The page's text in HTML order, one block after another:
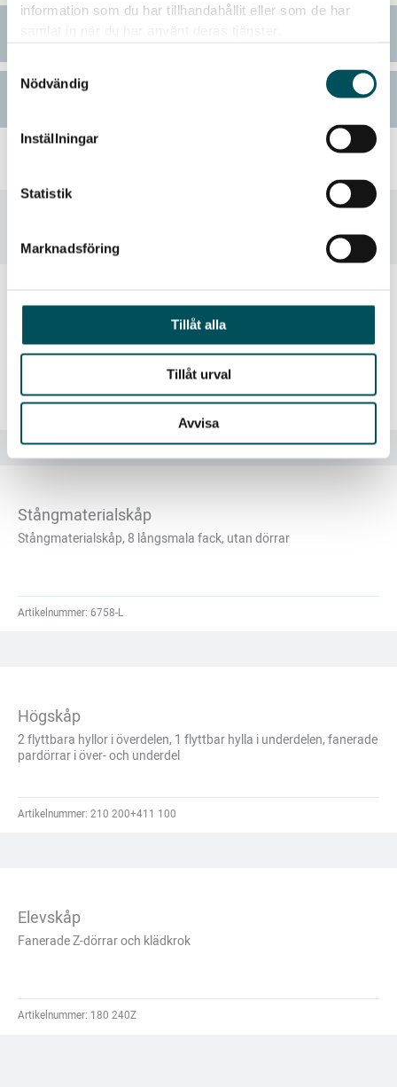
information som du har tillhandahållit eller som de har
Samtyckesval
Nödvändig
Inställningar
Statistik
Marknadsföring
Tillåt alla
Tillåt urval
Avvisa
Andra produkter
Elevfackskåp
Stångmaterialskåp
Stångmaterialskåp, 8 långsmala fack, utan dörrar
Artikelnummer: 6758-L
Högskåp
2 flyttbara hyllor i överdelen, 1 flyttbar hylla i underdelen, fanerade
pardörrar i över- och underdel
Artikelnummer: 210 200+411 100
Elevskåp
Fanerade Z-dörrar och klädkrok
Artikelnummer: 180 240Z